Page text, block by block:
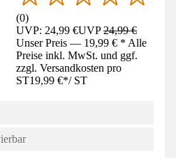
(0)
UVP: 24,99 €UVP24,99 €
Unser Preis — 19,99 € * Alle
Preise inkl. MwSt. und ggf.
zzgl. Versandkosten pro
ST19,99 €*/ ST